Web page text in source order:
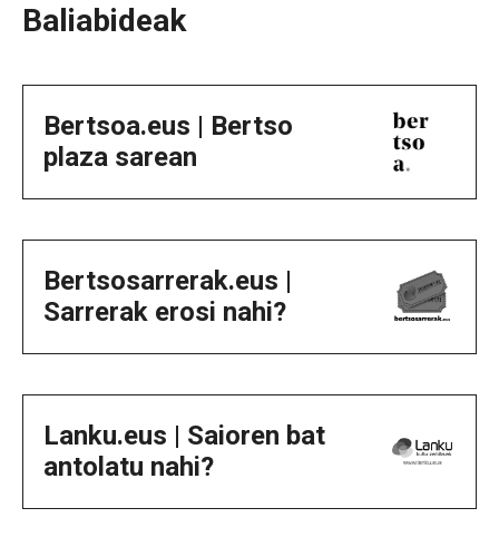
Baliabideak
Bertsoa.eus | Bertso
plaza sarean
Bertsosarrerak.eus |
Sarrerak erosi nahi?
Lanku.eus | Saioren bat
antolatu nahi?